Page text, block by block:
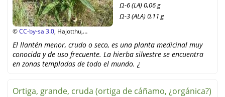
©CC-by-sa 3.0, Hajotthu,
Ω-6 (LA) 0,06 g
Ω-3 (ALA) 0,11 g
El llantén menor, crudo o seco, es una planta medicinal muy
conocida y de uso frecuente. La hierba silvestre se encuentra
en zonas templadas de todo el mundo. ¿
Ortiga, grande, cruda (ortiga de cáñamo, ¿orgánica?)